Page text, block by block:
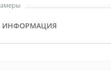
ИНФОРМАЦИЯ